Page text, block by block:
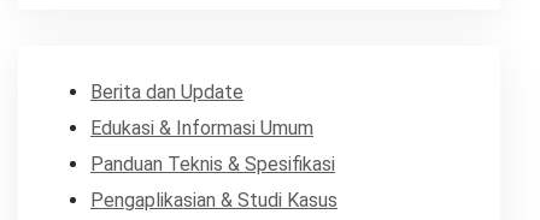
Berita dan Update
Edukasi & Informasi Umum
Panduan Teknis & Spesifikasi
Pengaplikasian & Studi Kasus